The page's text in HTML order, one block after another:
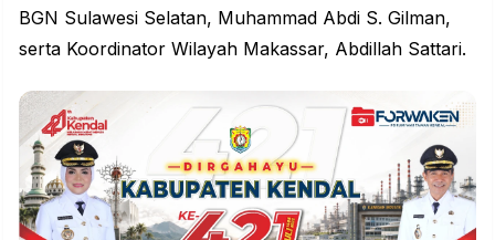
BGN Sulawesi Selatan, Muhammad Abdi S. Gilman,
serta Koordinator Wilayah Makassar, Abdillah Sattari.